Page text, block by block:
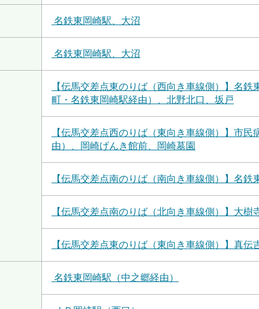
名鉄東岡崎駅、大沼
名鉄東岡崎駅、大沼
【伝馬交差点東のりば（西向き車線側）】名
町・名鉄東岡崎駅経由）、北野北口、坂戸
【伝馬交差点西のりば（東向き車線側）】市
由）、岡崎げんき館前、岡崎墓園
【伝馬交差点南のりば（南向き車線側）】名鉄
【伝馬交差点南のりば（北向き車線側）】大
【伝馬交差点東のりば（東向き車線側）】真伝
名鉄東岡崎駅（中之郷経由）